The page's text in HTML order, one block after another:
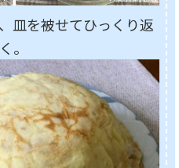
皿を被せてひっくり返
。